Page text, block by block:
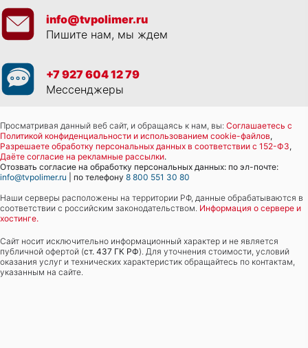
info@tvpolimer.ru
Пишите нам, мы ждем
+7 927 604 12 79
Мессенджеры
Просматривая данный веб сайт, и обращаясь к нам, вы: Соглашаетесь с
Политикой конфиденциальности и использованием cookie-файлов,
Разрешаете обработку персональных данных в соответствии с 152-ФЗ,
Даёте согласие на рекламные рассылки.
Отозвать согласие на обработку персональных данных: по эл-почте:
info@tvpolimer.ru | по телефону 8 800 551 30 80
Наши серверы расположены на территории РФ, данные обрабатываются в
соответствии с российским законодательством. Информация о сервере и
хостинге.
Сайт носит исключительно информационный характер и не является
публичной офертой (ст. 437 ГК РФ). Для уточнения стоимости, условий
оказания услуг и технических характеристик обращайтесь по контактам,
указанным на сайте.